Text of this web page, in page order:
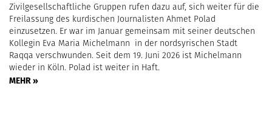
Zivilgesellschaftliche Gruppen rufen dazu auf, sich weiter für die
Freilassung des kurdischen Journalisten Ahmet Polad
einzusetzen. Er war im Januar gemeinsam mit seiner deutschen
Kollegin Eva Maria Michelmann in der nordsyrischen Stadt
Raqqa verschwunden. Seit dem 19. Juni 2026 ist Michelmann
wieder in Köln. Polad ist weiter in Haft.
MEHR »